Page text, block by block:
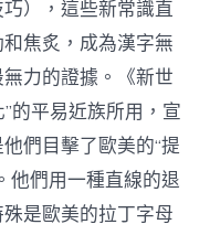
），這些新常識直
焦炙，成為漢字無
力的證據。《新世
的平易近族所用，宣
們目擊了歐美的“提
他們用一種直線的退
是歐美的拉丁字母